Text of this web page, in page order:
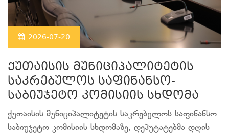
2026-07-20
ქუთაისის მუნიციპალიტეტის
საკრებულოს საფინანსო-
საბიუჯეტო კომისიის სხდომა
ქუთაისის მუნიციპალიტეტის საკრებულოს საფინანსო-
საბიუჯეტო კომისიის სხდომაზე, დეპუტატებმა დღის